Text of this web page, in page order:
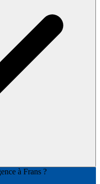
à Frans ?